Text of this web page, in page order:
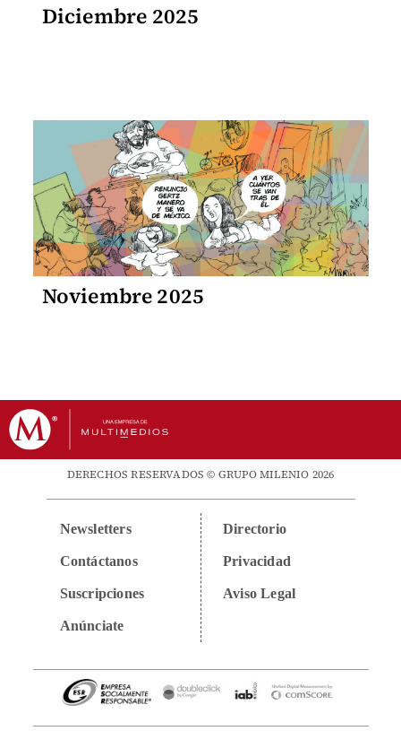
Diciembre 2025
Noviembre 2025
DERECHOS RESERVADOS © GRUPO MILENIO 2026
Newsletters
Contáctanos
Suscripciones
Anúnciate
Directorio
Privacidad
Aviso Legal